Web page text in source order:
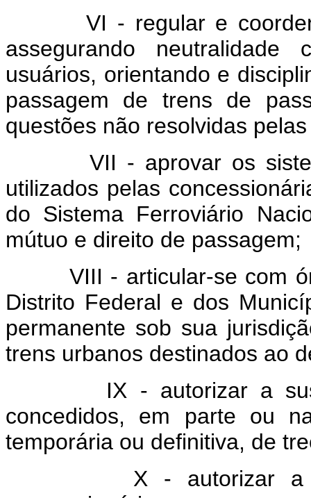
VI - regular e coordenar
assegurando
usuários, orientando e
passagem de trens de
questões não resolvidas
VII - aprovar os
utilizados pelas
do Sistema Ferroviário
mútuo e direito de passagem;
VIII - articular-se com
Distrito Federal e dos
permanente sob sua
trens urbanos destinados ao
IX - autorizar a
concedidos, em parte ou
temporária ou definitiva, de
X - autorizar a